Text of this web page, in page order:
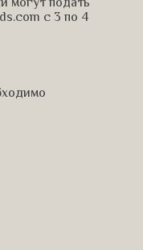
с 3 по 4